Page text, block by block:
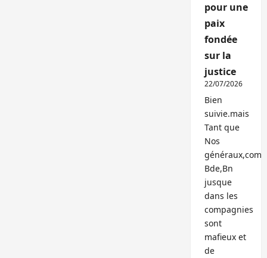
pour une
paix
fondée
sur la
justice
22/07/2026
Bien
suivie.mais
Tant que
Nos
généraux,com
Bde,Bn
jusque
dans les
compagnies
sont
mafieux et
de